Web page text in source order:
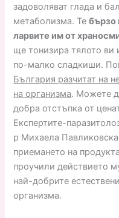
задоволяват глада и
метаболизма. Тебързо
ларвите им от
ще тонизира тялото ви
по-малко сладкиши.
България разчитат на
на организма. Можете
добра отстъпка от
Експертите-
р Михаела
приемането на
проучили действието
най-добрите
организма.